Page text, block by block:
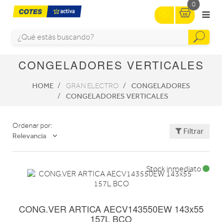
0
CONGELADORES VERTICALES
HOME GRAN ELECTRO
CONGELADORES
CONGELADORES VERTICALES
Ordenar por:
Relevancia
Filtrar
CONG.VER ARTICA AECV143550EW 143x55
157L BCO
Stock inmediato